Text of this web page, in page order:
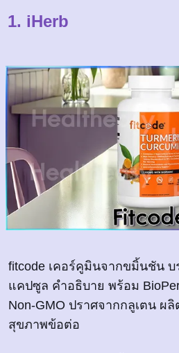
1. iHerb
fitcode เคอร์คูมินจากขมิ้นชัน
แคปซูล คำอธิบาย พร้อม
Non-GMO ปราศจากกลูเตน ผ
สุขภาพข้อต่อ